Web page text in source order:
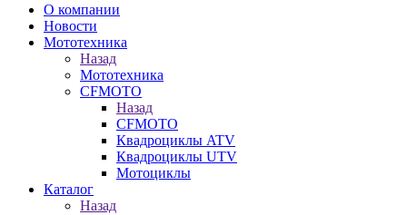
О компании
Новости
Мототехника
Назад
Мототехника
CFMOTO
Назад
CFMOTO
Квадроциклы ATV
Квадроциклы UTV
Мотоциклы
Каталог
Назад